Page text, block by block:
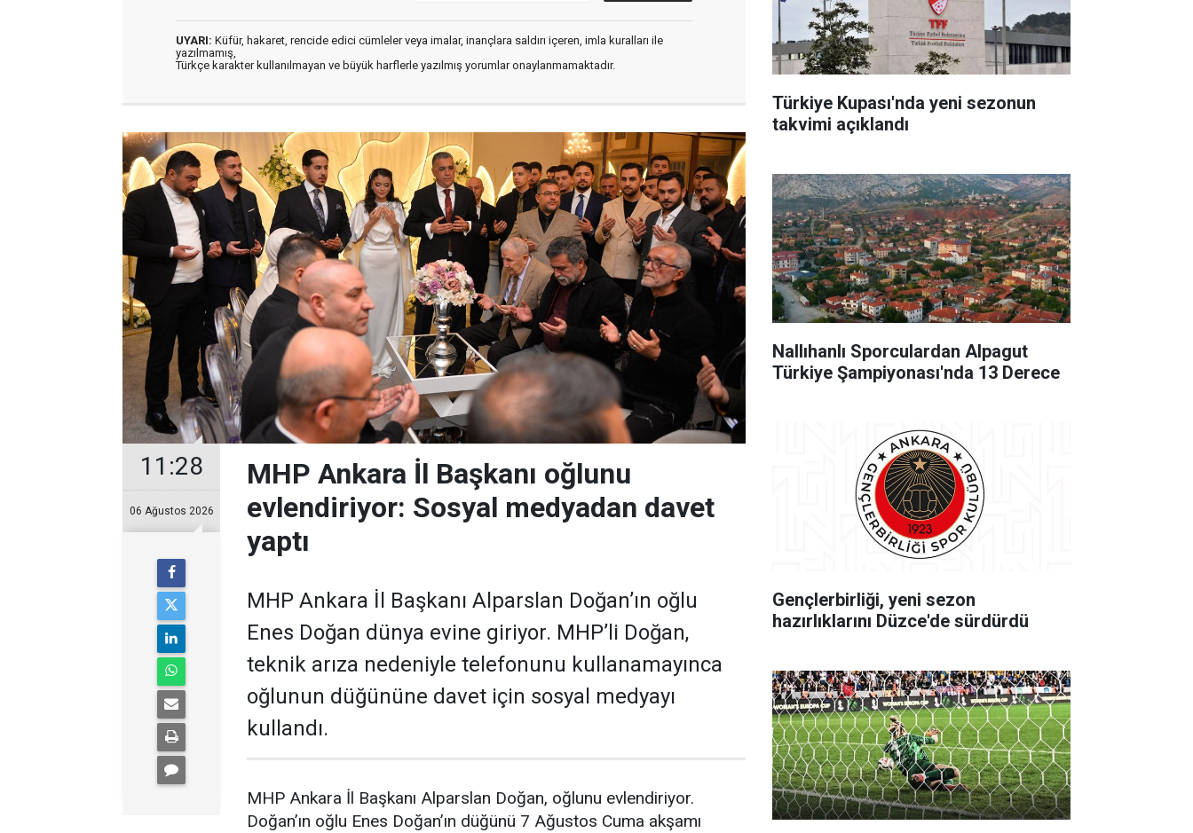
UYARI: Küfür, hakaret, rencide edici cümleler veya imalar, inançlara saldırı içeren, imla kuralları ile
yazılmamış,
Türkçe karakter kullanılmayan ve büyük harflerle yazılmış yorumlar onaylanmamaktadır.
11:28
06 Ağustos 2026
MHP Ankara İl Başkanı oğlunu
evlendiriyor: Sosyal medyadan davet
yaptı
MHP Ankara İl Başkanı Alparslan Doğan’ın oğlu
Enes Doğan dünya evine giriyor. MHP’li Doğan,
teknik arıza nedeniyle telefonunu kullanamayınca
oğlunun düğününe davet için sosyal medyayı
kullandı.
MHP Ankara İl Başkanı Alparslan Doğan, oğlunu evlendiriyor.
Doğan’ın oğlu Enes Doğan’ın düğünü 7 Ağustos Cuma akşamı
Türkiye Kupası'nda yeni sezonun
takvimi açıklandı
Nallıhanlı Sporculardan Alpagut
Türkiye Şampiyonası'nda 13 Derece
Gençlerbirliği, yeni sezon
hazırlıklarını Düzce'de sürdürdü